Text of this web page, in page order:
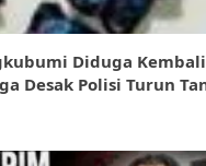
Diduga
Desak Polisi Turun